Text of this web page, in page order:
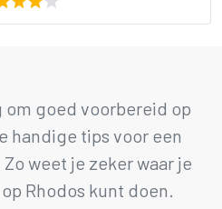
goed voorbereid op
handige tips voor een
weet je zeker waar je
Rhodos kunt doen.